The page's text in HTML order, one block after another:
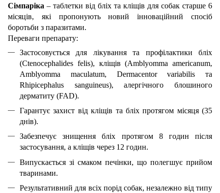
Сімпаріка – таблетки від бліх та кліщів для собак старше 6
місяців, які пропонують новий інноваційний спосіб
боротьби з паразитами.
Переваги препарату:
Застосовується для лікування та профілактики бліх
(Ctenocephalides felis), кліщів (Amblyomma americanum,
Amblyomma maculatum, Dermacentor variabilis та
Rhipicephalus sanguineus), алергічного блошиного
дерматиту (FAD).
Гарантує захист від кліщів та бліх протягом місяця (35
днів).
Забезпечує знищення бліх протягом 8 годин після
застосування, а кліщів через 12 годин.
Випускається зі смаком печінки, що полегшує прийом
тваринами.
Результативний для всіх порід собак, незалежно від типу